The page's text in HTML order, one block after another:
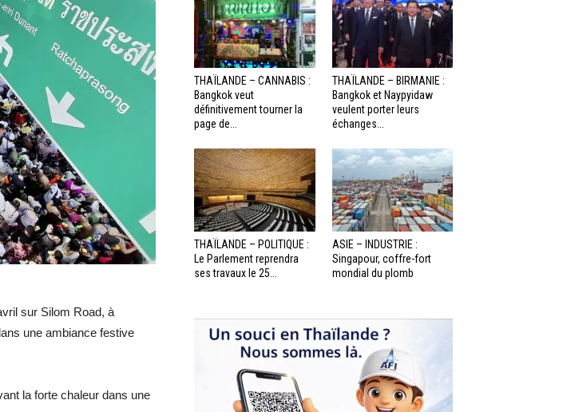
sur Silom Road, à
une ambiance festive
la forte chaleur dans une
THAÏLANDE – CANNABIS :
Bangkok veut
définitivement tourner la
page de...
THAÏLANDE – BIRMANIE :
Bangkok et Naypyidaw
veulent porter leurs
échanges...
THAÏLANDE – POLITIQUE :
Le Parlement reprendra
ses travaux le 25...
ASIE – INDUSTRIE :
Singapour, coffre-fort
mondial du plomb